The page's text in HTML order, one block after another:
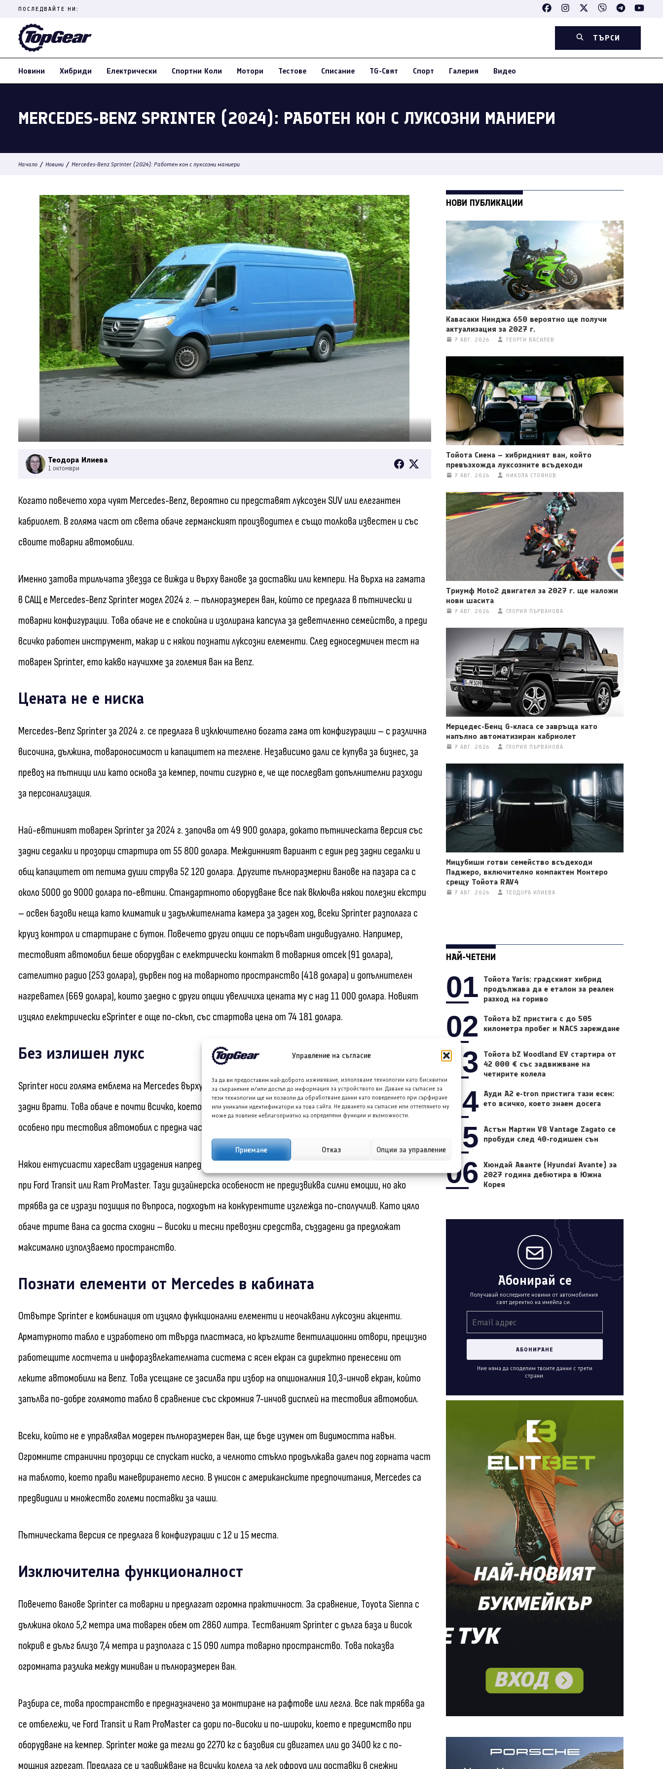
Управление на съгласие
За да ви предоставим най-доброто изживяване, използваме технологии като бисквитки
за съхранение и/или достъп до информация за устройството ви. Даване на съгласие за
тези технологии ще ни позволи да обработваме данни като поведението при сърфиране
или уникални идентификатори на това сайта. Не даването на съгласие или оттеглянето му
може да повлияе неблагоприятно на определени функции и възможности.
Приемане Отказ Опции за управление
content
(Press
ПОСЛЕДВАЙТЕ НИ:
ТЪРСИ
Новини Хибриди Електрически Спортни Коли Мотори Тестове Списание TG-Свят Спорт Галерия Видео
MERCEDES-BENZ SPRINTER (2024): РАБОТЕН КОН С ЛУКСОЗНИ МАНИЕРИ
Начало / Новини / Mercedes-Benz Sprinter (2024): Работен кон с луксозни маниери
Теодора Илиева
1 октомври
Когато повечето хора чуят Mercedes-Benz, вероятно си представят луксозен SUV или елегантен
кабриолет. В голяма част от света обаче германският производител е също толкова известен и със
своите товарни автомобили.
Именно затова трилъчата звезда се вижда и върху ванове за доставки или кемпери. На върха на гамата
в САЩ е Mercedes-Benz Sprinter модел 2024 г. – пълноразмерен ван, който се предлага в пътнически и
товарни конфигурации. Това обаче не е спокойна и изолирана капсула за деветчленно семейство, а преди
всичко работен инструмент, макар и с някои познати луксозни елементи. След едноседмичен тест на
товарен Sprinter, ето какво научихме за големия ван на Benz.
Цената не е ниска
Mercedes-Benz Sprinter за 2024 г. се предлага в изключително богата гама от конфигурации – с различна
височина, дължина, товароносимост и капацитет на теглене. Независимо дали се купува за бизнес, за
превоз на пътници или като основа за кемпер, почти сигурно е, че ще последват допълнителни разходи
за персонализация.
Най-евтиният товарен Sprinter за 2024 г. започва от 49 900 долара, докато пътническата версия със
задни седалки и прозорци стартира от 55 800 долара. Междинният вариант с един ред задни седалки и
общ капацитет от петима души струва 52 120 долара. Другите пълноразмерни ванове на пазара са с
около 5000 до 9000 долара по-евтини. Стандартното оборудване все пак включва някои полезни екстри
– освен базови неща като климатик и задължителната камера за заден ход, всеки Sprinter разполага с
круиз контрол и стартиране с бутон. Повечето други опции се поръчват индивидуално. Например,
тестовият автомобил беше оборудван с електрически контакт в товарния отсек (91 долара),
сателитно радио (253 долара), дървен под на товарното пространство (418 долара) и допълнителен
нагревател (669 долара), които заедно с други опции увеличиха цената му с над 11 000 долара. Новият
изцяло електрически eSprinter е още по-скъп, със стартова цена от 74 181 долара.
Без излишен лукс
Sprinter носи голяма емблема на Mercedes върху радиаторната решетка и още една върху огромните си
задни врати. Това обаче е почти всичко, което свързва екстериора му с имиджа на луксозната марка,
особено при тестовия автомобил с предна част от сива пластмаса и стоманени джанти.
Някои ентусиасти харесват издадения напред преден капак на Sprinter, за разлика от по-плавния дизайн
при Ford Transit или Ram ProMaster. Тази дизайнерска особеност не предизвиква силни емоции, но ако
трябва да се изрази позиция по въпроса, подходът на конкурентите изглежда по-сполучлив. Като цяло
обаче трите вана са доста сходни – високи и тесни превозни средства, създадени да предложат
максимално използваемо пространство.
Познати елементи от Mercedes в кабината
Отвътре Sprinter е комбинация от изцяло функционални елементи и неочаквани луксозни акценти.
Арматурното табло е изработено от твърда пластмаса, но кръглите вентилационни отвори, прецизно
работещите лостчета и инфоразвлекателната система с ясен екран са директно пренесени от
леките автомобили на Benz. Това усещане се засилва при избор на опционалния 10,3-инчов екран, който
запълва по-добре голямото табло в сравнение със скромния 7-инчов дисплей на тестовия автомобил.
Всеки, който не е управлявал модерен пълноразмерен ван, ще бъде изумен от видимостта навън.
Огромните странични прозорци се спускат ниско, а челното стъкло продължава далеч под горната част
на таблото, което прави маневрирането лесно. В унисон с американските предпочитания, Mercedes са
предвидили и множество големи поставки за чаши.
Пътническата версия се предлага в конфигурации с 12 и 15 места.
Изключителна функционалност
Повечето ванове Sprinter са товарни и предлагат огромна практичност. За сравнение, Toyota Sienna с
дължина около 5,2 метра има товарен обем от 2860 литра. Тестваният Sprinter с дълга база и висок
покрив е дълъг близо 7,4 метра и разполага с 15 090 литра товарно пространство. Това показва
огромната разлика между миниван и пълноразмерен ван.
Разбира се, това пространство е предназначено за монтиране на рафтове или легла. Все пак трябва да
се отбележи, че Ford Transit и Ram ProMaster са дори по-високи и по-широки, което е предимство при
оборудване на кемпер. Sprinter може да тегли до 2270 кг с базовия си двигател или до 3400 кг с по-
мощния агрегат. Предлага се и задвижване на всички колела за лек офроуд или доставки в снежни
НОВИ ПУБЛИКАЦИИ
Кавасаки Нинджа 650 вероятно ще получи
актуализация за 2027 г.
7 АВГ. 2026 ГЕОРГИ ВАСИЛЕВ
Тойота Сиена – хибридният ван, който
превъзхожда луксозните всъдеходи
7 АВГ. 2026 НИКОЛА СТОЯНОВ
Триумф Moto2 двигател за 2027 г. ще наложи
нови шасита
7 АВГ. 2026 ГЛОРИЯ ПЪРВАНОВА
Мерцедес-Бенц G-класа се завръща като
напълно автоматизиран кабриолет
7 АВГ. 2026 ГЛОРИЯ ПЪРВАНОВА
Мицубиши готви семейство всъдеходи
Паджеро, включително компактен Монтеро
срещу Тойота RAV4
7 АВГ. 2026 ТЕОДОРА ИЛИЕВА
НАЙ-ЧЕТЕНИ
01
Тойота Yaris: градският хибрид
продължава да е еталон за реален
разход на гориво
02
Тойота bZ пристига с до 505
километра пробег и NACS зареждане
03
Тойота bZ Woodland EV стартира от
42 000 € със задвижване на
четирите колела
04 Ауди A2 e-tron пристига тази есен:
ето всичко, което знаем досега
05
Астън Мартин V8 Vantage Zagato се
пробуди след 40-годишен сън
06 Хюндай Аванте (Hyundai Avante) за
2027 година дебютира в Южна
Корея
Абонирай се
Получавай последните новини от автомобилния
свят деректно на имейла си.
Ние няма да споделим твоите данни с трети
страни.